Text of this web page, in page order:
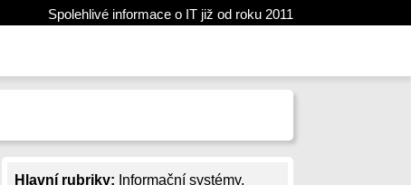
Spolehlivé informace o IT již od roku 2011
Hlavní rubriky: Informační systémy,